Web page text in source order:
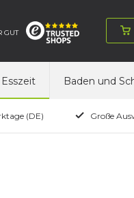
GUT
Esszeit Baden und
(DE) Große